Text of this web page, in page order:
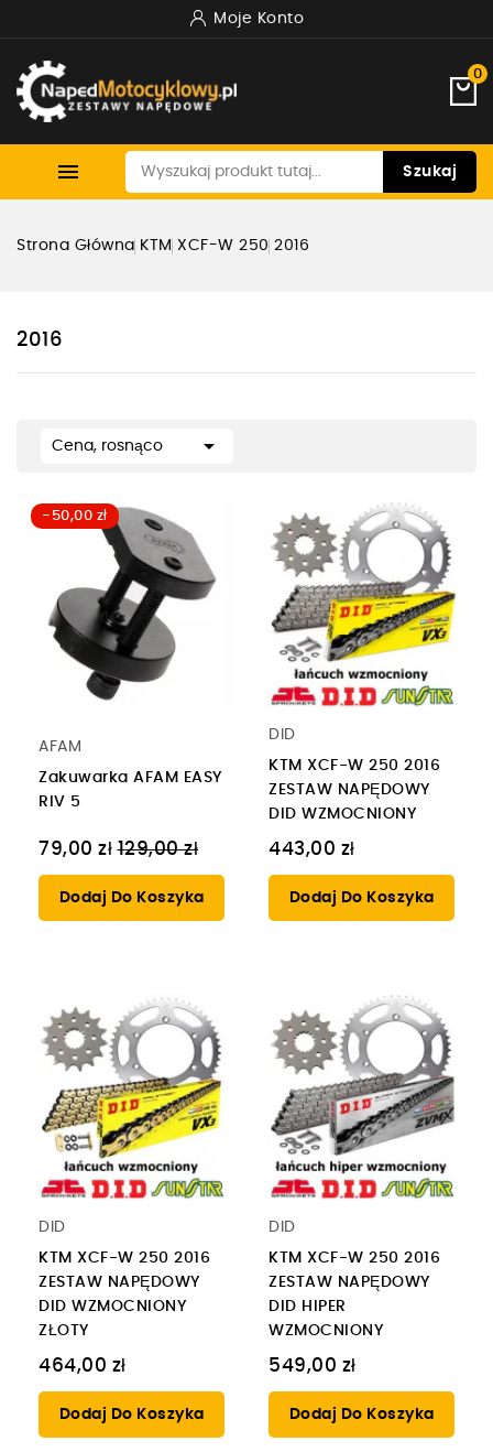
Moje Konto
0
 Szukaj
Strona Główna KTM XCF-W 250 2016
2016
Cena, rosnąco 
-50,00 zł
AFAM
Zakuwarka AFAM EASY
RIV 5
79,00 zł Cena
regularna
129,00 zł
Dodaj Do Koszyka
DID
KTM XCF-W 250 2016
ZESTAW NAPĘDOWY
DID WZMOCNIONY
443,00 zł
Dodaj Do Koszyka
DID
KTM XCF-W 250 2016
ZESTAW NAPĘDOWY
DID WZMOCNIONY
ZŁOTY
464,00 zł
Dodaj Do Koszyka
DID
KTM XCF-W 250 2016
ZESTAW NAPĘDOWY
DID HIPER
WZMOCNIONY
549,00 zł
Dodaj Do Koszyka